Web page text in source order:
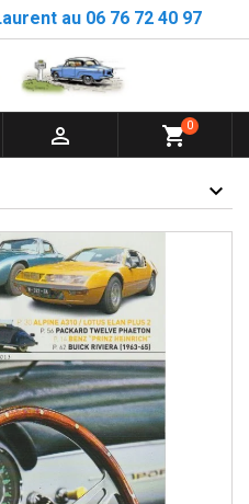
au 06 76 72 40 97
 shopping_cart0